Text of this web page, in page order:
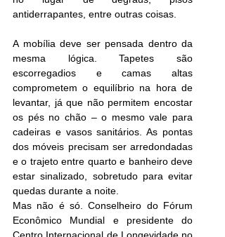
antiderrapantes, entre outras coisas.
A mobília deve ser pensada dentro da
mesma lógica. Tapetes são
escorregadios e camas altas
comprometem o equilíbrio na hora de
levantar, já que não permitem encostar
os pés no chão – o mesmo vale para
cadeiras e vasos sanitários. As pontas
dos móveis precisam ser arredondadas
e o trajeto entre quarto e banheiro deve
estar sinalizado, sobretudo para evitar
quedas durante a noite.
Mas não é só. Conselheiro do Fórum
Econômico Mundial e presidente do